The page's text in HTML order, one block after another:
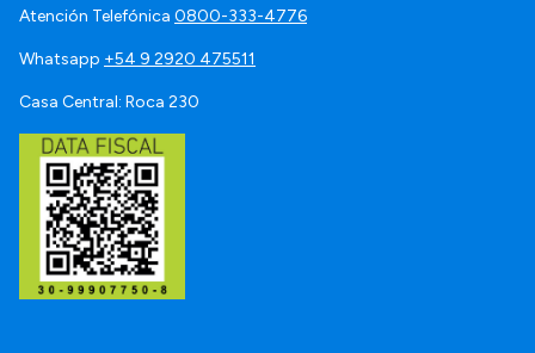
Atención Telefónica 0800-333-4776
Whatsapp +54 9 2920 475511
Casa Central: Roca 230